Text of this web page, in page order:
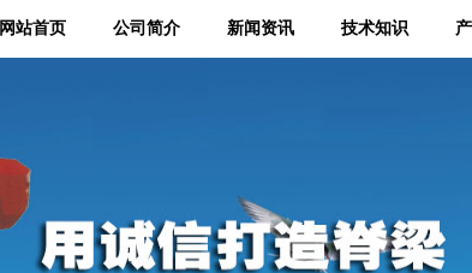
网站首页 公司简介 新闻资讯 技术知识